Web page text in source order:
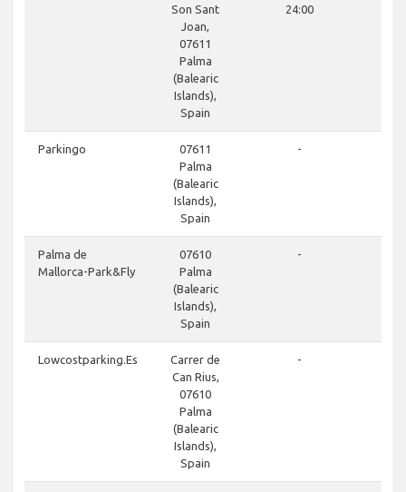
Son Sant
Joan,
07611
Palma
(Balearic
Islands),
Spain
24:00
Parkingo
07611
Palma
(Balearic
Islands),
Spain
-
Palma de
Mallorca-Park&Fly
07610
Palma
(Balearic
Islands),
Spain
-
Lowcostparking.Es
Carrer de
Can Rius,
07610
Palma
(Balearic
Islands),
Spain
-